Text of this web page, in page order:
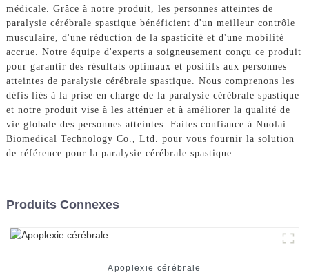
médicale. Grâce à notre produit, les personnes atteintes de
paralysie cérébrale spastique bénéficient d'un meilleur contrôle
musculaire, d'une réduction de la spasticité et d'une mobilité
accrue. Notre équipe d'experts a soigneusement conçu ce produit
pour garantir des résultats optimaux et positifs aux personnes
atteintes de paralysie cérébrale spastique. Nous comprenons les
défis liés à la prise en charge de la paralysie cérébrale spastique
et notre produit vise à les atténuer et à améliorer la qualité de
vie globale des personnes atteintes. Faites confiance à Nuolai
Biomedical Technology Co., Ltd. pour vous fournir la solution
de référence pour la paralysie cérébrale spastique.
Produits Connexes
Apoplexie cérébrale